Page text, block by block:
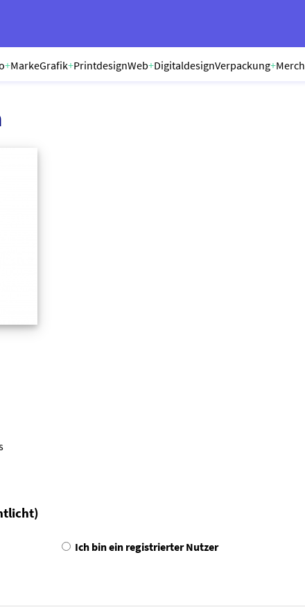
+MarkeGrafik+PrintdesignWeb+DigitaldesignVerpackung+Merch
Ich bin ein registrierter Nutzer